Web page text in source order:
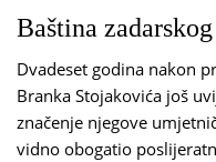
Baština
Dvadeset godina nakon
Branka Stojakovića još
značenje njegove
vidno obogatio